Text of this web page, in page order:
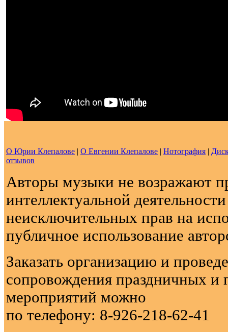
О Юрии Клепалове | О Евгении Клепалове | Нотография |
отзывов
Авторы музыки не возражают
интеллектуальной
неисключительных прав на
публичное использование
Заказать организацию и
сопровождения праздничных и
мероприятий можно
по телефону: 8-926-218-62-41